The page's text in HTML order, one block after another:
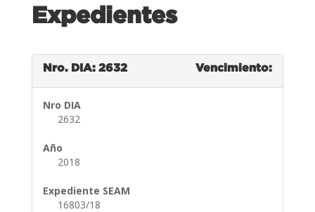
Expedientes
Nro. DIA: 2632 Vencimiento:
Nro DIA
2632
Año
2018
Expediente SEAM
16803/18